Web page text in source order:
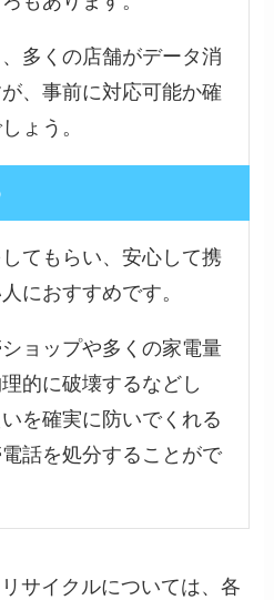
多くの店舗がデータ消
、事前に対応可能か確
ょう。
てもらい、安心して携
におすすめです。
ョップや多くの家電量
的に破壊するなどし
を確実に防いでくれる
話を処分することがで
サイクルについては、各